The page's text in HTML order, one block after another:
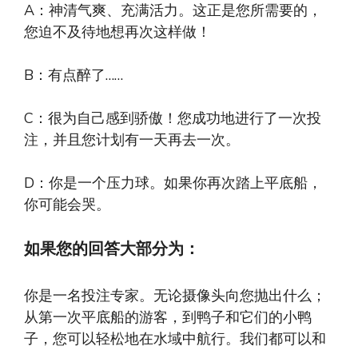
A：神清气爽、充满活力。这正是您所需要的，
您迫不及待地想再次这样做！
B：有点醉了……
C：很为自己感到骄傲！您成功地进行了一次投
注，并且您计划有一天再去一次。
D：你是一个压力球。如果你再次踏上平底船，
你可能会哭。
如果您的回答大部分为：
你是一名投注专家。无论摄像头向您抛出什么；
从第一次平底船的游客，到鸭子和它们的小鸭
子，您可以轻松地在水域中航行。我们都可以和